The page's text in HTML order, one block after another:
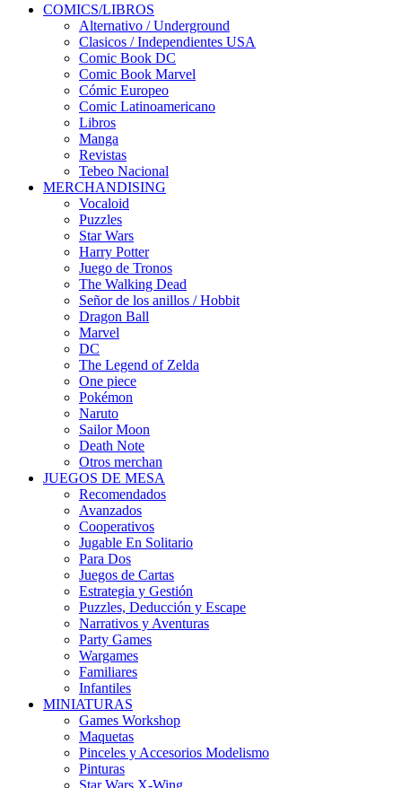
COMICS/LIBROS
Alternativo / Underground
Clasicos / Independientes USA
Comic Book DC
Comic Book Marvel
Cómic Europeo
Comic Latinoamericano
Libros
Manga
Revistas
Tebeo Nacional
MERCHANDISING
Vocaloid
Puzzles
Star Wars
Harry Potter
Juego de Tronos
The Walking Dead
Señor de los anillos / Hobbit
Dragon Ball
Marvel
DC
The Legend of Zelda
One piece
Pokémon
Naruto
Sailor Moon
Death Note
Otros merchan
JUEGOS DE MESA
Recomendados
Avanzados
Cooperativos
Jugable En Solitario
Para Dos
Juegos de Cartas
Estrategia y Gestión
Puzzles, Deducción y Escape
Narrativos y Aventuras
Party Games
Wargames
Familiares
Infantiles
MINIATURAS
Games Workshop
Maquetas
Pinceles y Accesorios Modelismo
Pinturas
Star Wars X-Wing